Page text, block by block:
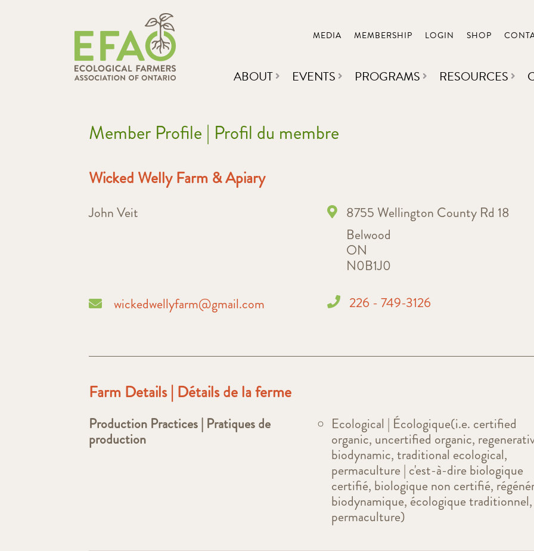
MEDIA MEMBERSHIP LOGIN SHOP
ABOUT EVENTS PROGRAMS RESOURCES
Member Profile | Profil du membre
Wicked Welly Farm & Apiary
John Veit
8755 Wellington County Rd 18
Belwood
ON
N0B1J0
wickedwellyfarm@gmail.com 226 - 749-3126
Farm Details | Détails de la ferme
Production Practices | Pratiques de
production
Ecological | Écologique(i.e. certified
organic, uncertified organic,
biodynamic, traditional ecological,
permaculture | c'est-à-dire biologique
certifié, biologique non certifié,
biodynamique, écologique traditionnel,
permaculture)